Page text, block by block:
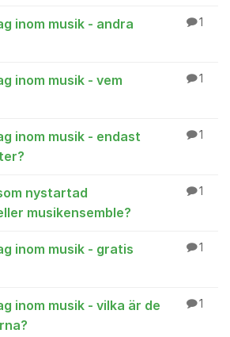
inom musik - andra
1
inom musik - vem
1
inom musik - endast
1
nystartad
musikensemble?
1
inom musik - gratis
1
inom musik - vilka är de
1